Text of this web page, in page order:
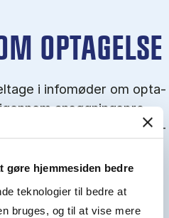
hjemmesiden bedre
teknologier til bedre at
bruges, og til at vise mere
OP­TA­GEL­SE
i in­fo­mø­der om op­ta­
an­søg­nings­pro­
1 og 2, sprog- og ad­
forbedrer dine chancer
i slutningen af august.